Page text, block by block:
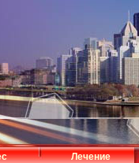
Лечение